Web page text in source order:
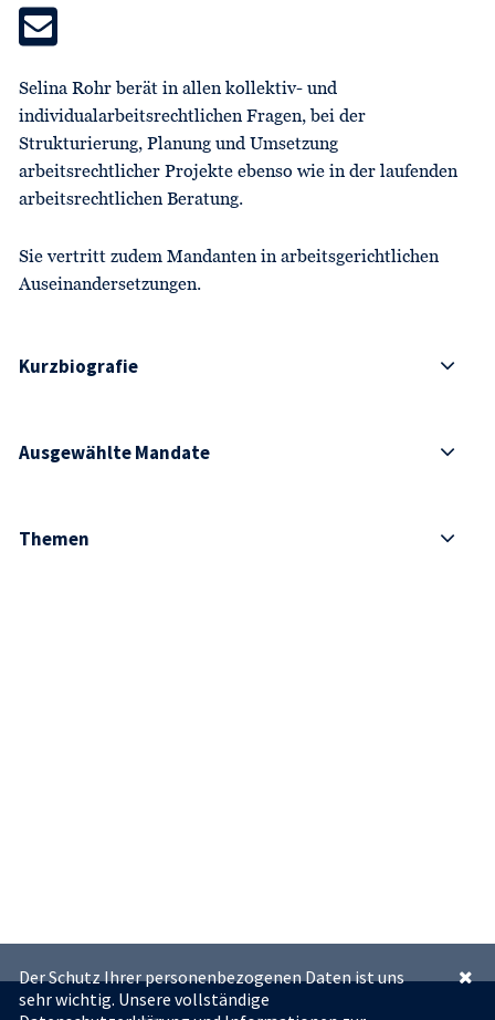
Selina Rohr berät in allen kollektiv- und
individualarbeitsrechtlichen Fragen, bei der
Strukturierung, Planung und Umsetzung
arbeitsrechtlicher Projekte ebenso wie in der laufenden
arbeitsrechtlichen Beratung.
Sie vertritt zudem Mandanten in arbeitsgerichtlichen
Auseinandersetzungen.
Kurzbiografie
Ausgewählte Mandate
Themen
Der Schutz Ihrer personenbezogenen Daten ist uns
sehr wichtig. Unsere vollständige